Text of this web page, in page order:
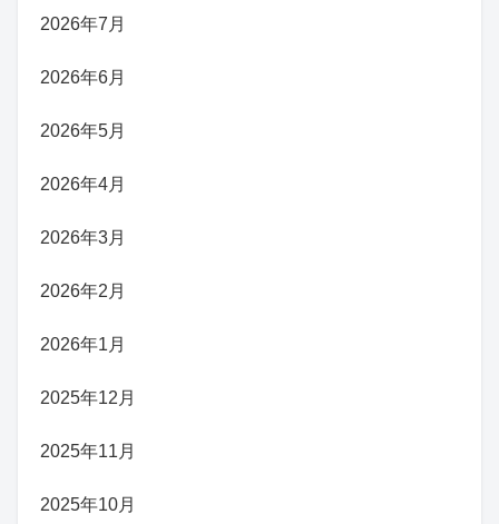
2026年7月
2026年6月
2026年5月
2026年4月
2026年3月
2026年2月
2026年1月
2025年12月
2025年11月
2025年10月